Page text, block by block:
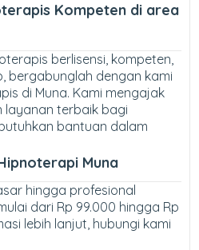
Kompeten di area
berlisensi, kompeten,
bergabunglah dengan kami
di Muna. Kami mengajak
layanan terbaik bagi
bantuan dalam
Muna
hingga profesional
dari Rp 99.000 hingga Rp
lebih lanjut, hubungi kami